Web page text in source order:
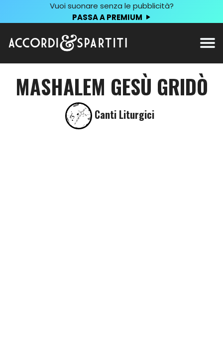
Vuoi suonare senza le pubblicità?
PASSA A PREMIUM
MASHALEM GESÙ GRIDÒ
Canti Liturgici